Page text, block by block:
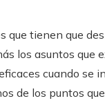
que tienen que
los asuntos que
cuando se
de los puntos